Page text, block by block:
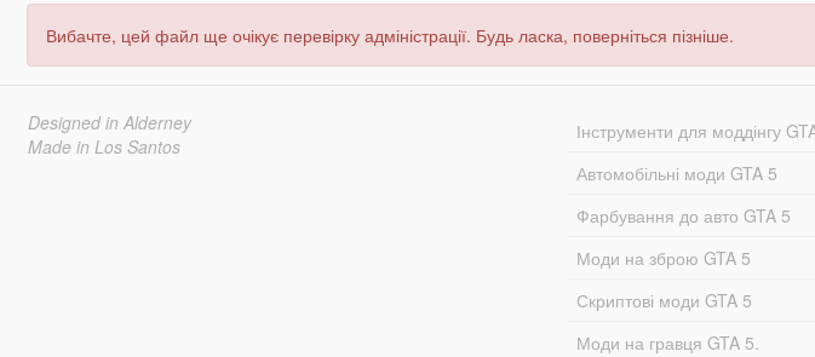
Вибачте, цей файл ще очікує перевірку адміністрації. Будь ласка, поверніться пізніше.
Designed in Alderney
Made in Los Santos
Інструменти для моддінгу
Автомобільні моди GTA 5
Фарбування до авто GTA 5
Моди на зброю GTA 5
Скриптові моди GTA 5
Моди на гравця GTA 5.